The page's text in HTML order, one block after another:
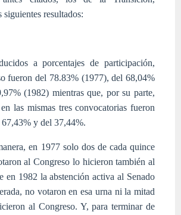
siguientes resultados:
a porcentajes de participación,
fueron del 78.83% (1977), del 68,04%
(1982) mientras que, por su parte,
las mismas tres convocatorias fueron
y del 37,44%.
en 1977 solo dos de cada quince
al Congreso lo hicieron también al
en 1982 la abstención activa al Senado
no votaron en esa urna ni la mitad
al Congreso. Y, para terminar de